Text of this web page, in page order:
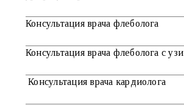
Консультация врача флеболога
Консультация врача флеболога с узи
Консультация врача кардиолога